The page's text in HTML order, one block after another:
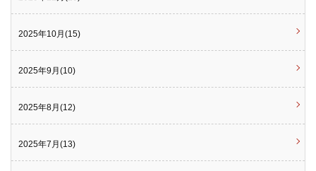
2025年10月(15)
2025年9月(10)
2025年8月(12)
2025年7月(13)